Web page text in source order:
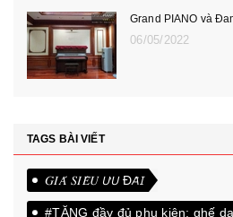
Grand PIANO và
06/05/2022
TAGS BÀI VIẾT
𝐺𝐼𝐴́ 𝑆𝐼𝐸̂𝑈 𝘜̛𝘜 Đ𝘈̃𝘐
#TẶNG đầy đủ phụ kiện: ghế